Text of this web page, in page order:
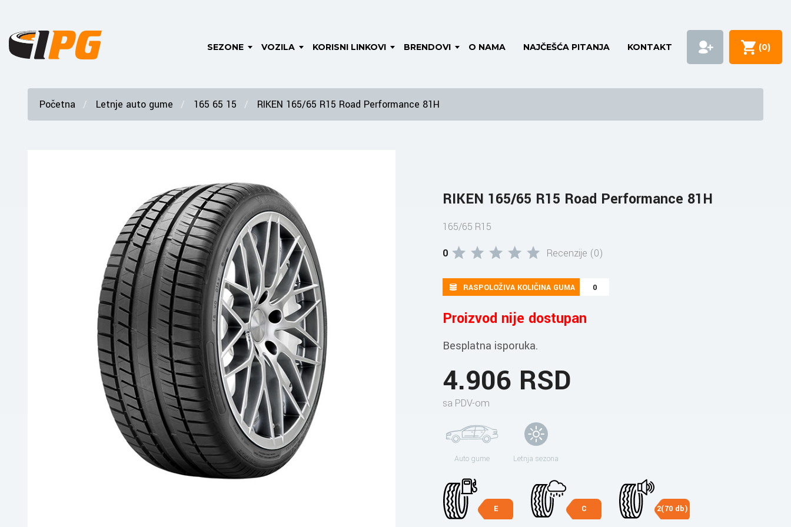
SEZONE VOZILA KORISNI LINKOVI BRENDOVI O NAMA NAJČEŠĆA PITANJA KONTAKT (0)
Početna Letnje auto gume 165 65 15 RIKEN 165/65 R15 Road Performance 81H
RIKEN 165/65 R15 Road Performance 81H
165/65 R15
0
Recenzije (0)
RASPOLOŽIVA KOLIČINA GUMA 0
Proizvod nije dostupan
Besplatna isporuka.
4.906 RSD
sa PDV-om
Auto gume Letnja sezona
E C 2(70 db)